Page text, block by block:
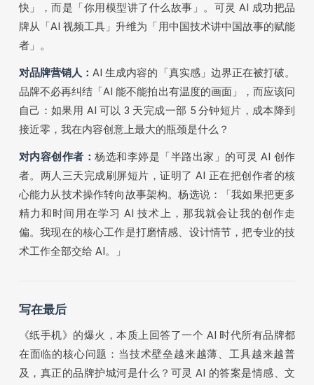
快」，而是「你用模型讲了什么故事」。可灵 AI 成功把品
牌从「AI 视频工具」升维为「用中国技术讲中国故事的赋能
者」。
对品牌营销人：AI 生成内容的「真实感」边界正在被打破。
品牌不必再纠结「AI 能不能拍出有温度的画面」，而应该问
自己：如果用 AI 可以 3 天完成一部 5 分钟短片，成本降到
接近零，我在内容创意上最大的瓶颈是什么？
对内容创作者：杨选和李婷是「半路出家」的可灵 AI 创作
者。两人三天完成刷屏短片，证明了 AI 正在把创作者的核
心能力从技术操作转向故事架构。杨选说：「我如果把更多
精力和时间用在学习 AI 技术上，那我就会让我的创作走
偏。我现在的核心工作是打磨情感、设计情节，把专业的技
术工作全部交给 AI。」
写在最后
《纸手机》的爆火，本质上回答了一个 AI 时代所有品牌都
在面临的核心问题：当技术壁垒越来越薄、工具越来越普
及，真正的品牌护城河是什么？可灵 AI 的答案是情感、文